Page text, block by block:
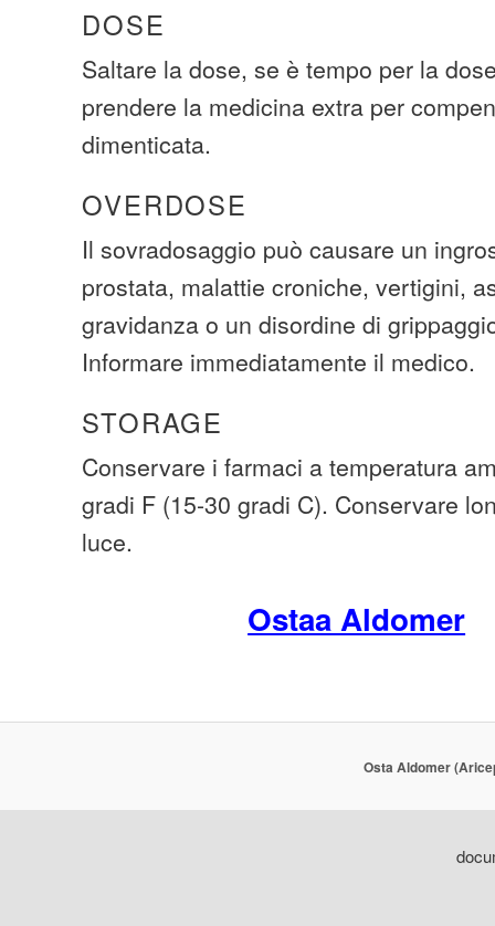
DOSE
Saltare la dose, se è tempo per la
prendere la medicina extra per
dimenticata.
OVERDOSE
Il sovradosaggio può causare un
prostata, malattie croniche, vertigini,
gravidanza o un disordine di
Informare immediatamente il medico.
STORAGE
Conservare i farmaci a temperatura
gradi F (15-30 gradi C). Conservare
luce.
Ostaa Aldomer
Osta Aldomer